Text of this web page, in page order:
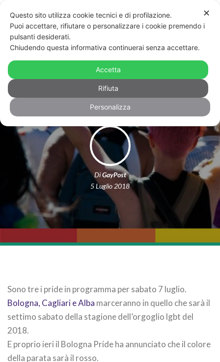
Bologna Pride: in marcia con le
magliette rosse, per i migranti
DiGayPost
5 Luglio 2018
Sono tre i pride in programma per sabato 7 luglio.
Bologna, Cagliari e Alba marceranno in quello che sarà il
settimo sabato della stagione dell’orgoglio lgbt del
2018.
E proprio ieri il Bologna Pride ha annunciato che il colore
della parata sarà il rosso.
✕
Questo sito utilizza cookie tecnici e di profilazione.
Puoi accettare, rifiutare o personalizzare i cookie premendo i
pulsanti desiderati.
Chiudendo questa informativa continuerai senza accettare.
Accetta
Rifiuta
Personalizza